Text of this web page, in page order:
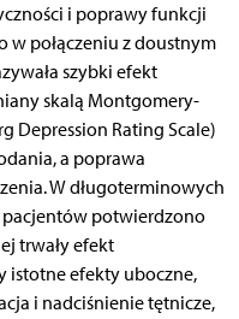
i poprawy funkcji
w połączeniu z doustnym
szybki efekt
skalą Montgomery-
Depression Rating Scale)
a poprawa
W długoterminowych
potwierdzono
trwały efekt
istotne efekty uboczne,
i nadciśnienie tętnicze,